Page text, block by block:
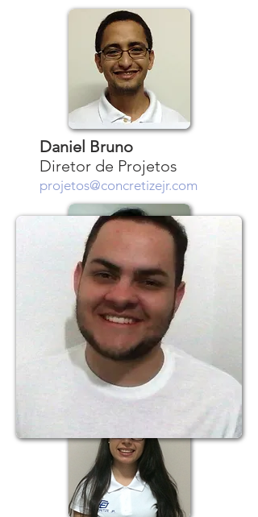
Daniel Bruno
Diretor de Projetos
projetos@concretizejr.com
Lara Coelho
Diretora de Marketing
marketing@concretizejr.com